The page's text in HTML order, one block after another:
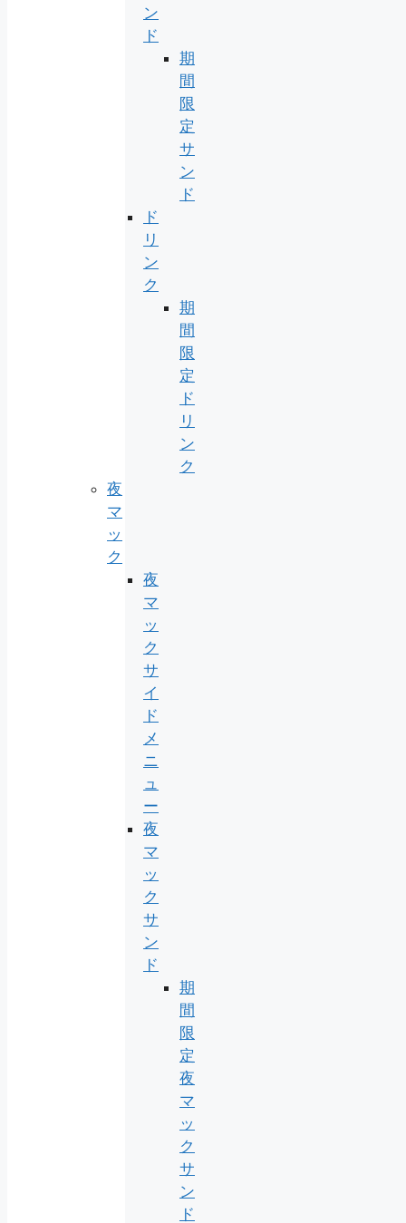
ン
ド
期
間
限
定
サ
ン
ド
ド
リ
ン
ク
期
間
限
定
ド
リ
ン
ク
夜
マ
ッ
ク
夜
マ
ッ
ク
サ
イ
ド
メ
ニ
ュ
ー
夜
マ
ッ
ク
サ
ン
ド
期
間
限
定
夜
マ
ッ
ク
サ
ン
ド